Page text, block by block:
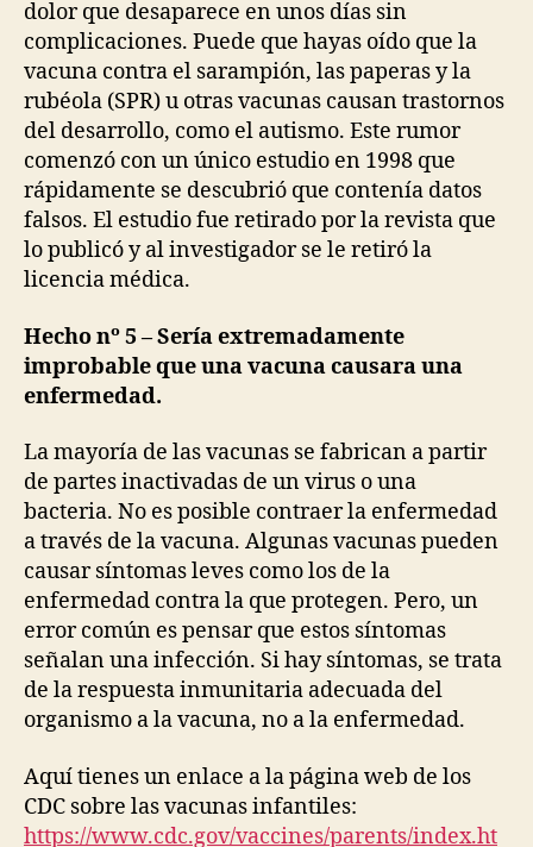
dolor que desaparece en unos días sin
complicaciones. Puede que hayas oído que la
vacuna contra el sarampión, las paperas y la
rubéola (SPR) u otras vacunas causan trastornos
del desarrollo, como el autismo. Este rumor
comenzó con un único estudio en 1998 que
rápidamente se descubrió que contenía datos
falsos. El estudio fue retirado por la revista que
lo publicó y al investigador se le retiró la
licencia médica.
Hecho nº 5 – Sería extremadamente
improbable que una vacuna causara una
enfermedad.
La mayoría de las vacunas se fabrican a partir
de partes inactivadas de un virus o una
bacteria. No es posible contraer la enfermedad
a través de la vacuna. Algunas vacunas pueden
causar síntomas leves como los de la
enfermedad contra la que protegen. Pero, un
error común es pensar que estos síntomas
señalan una infección. Si hay síntomas, se trata
de la respuesta inmunitaria adecuada del
organismo a la vacuna, no a la enfermedad.
Aquí tienes un enlace a la página web de los
CDC sobre las vacunas infantiles:
https://www.cdc.gov/vaccines/parents/index.ht